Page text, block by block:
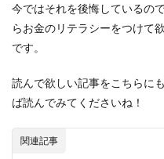
今ではそれを後悔しているの
らお金のリテラシーをつけて
です。
読んで欲しい記事をこちらに
ば読んでみてくださいね！
関連記事